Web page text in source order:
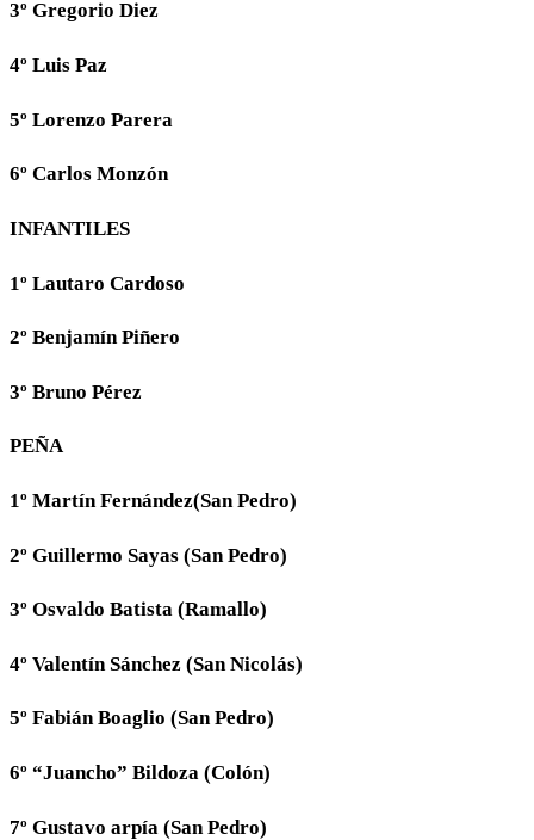
3º Gregorio Diez
4º Luis Paz
5º Lorenzo Parera
6º Carlos Monzón
INFANTILES
1º Lautaro Cardoso
2º Benjamín Piñero
3º Bruno Pérez
PEÑA
1º Martín Fernández(San Pedro)
2º Guillermo Sayas (San Pedro)
3º Osvaldo Batista (Ramallo)
4º Valentín Sánchez (San Nicolás)
5º Fabián Boaglio (San Pedro)
6º “Juancho” Bildoza (Colón)
7º Gustavo arpía (San Pedro)